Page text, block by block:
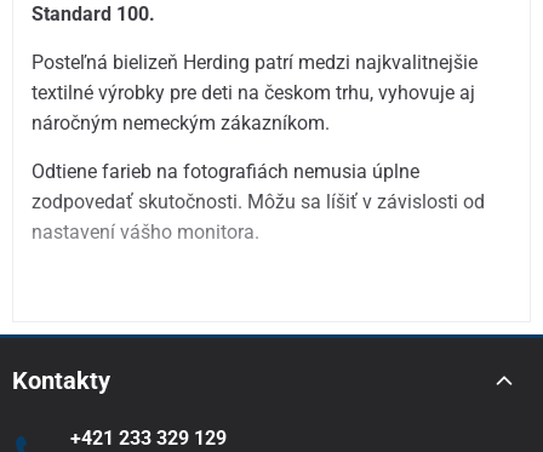
Standard 100.
Posteľná bielizeň Herding patrí medzi najkvalitnejšie
textilné výrobky pre deti na českom trhu, vyhovuje aj
náročným nemeckým zákazníkom.
Odtiene farieb na fotografiách nemusia úplne
zodpovedať skutočnosti. Môžu sa líšiť v závislosti od
nastavení vášho monitora.
Kontakty
+421 233 329 129